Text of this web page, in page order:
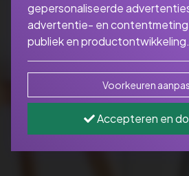
gepersonaliseerde
advertentie- en
publiek en productontwikkeling.
Voorkeuren
Accepteren en